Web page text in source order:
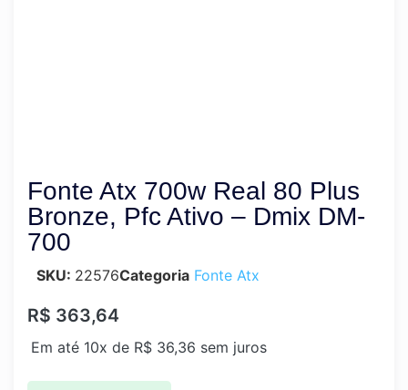
Fonte Atx 700w Real 80 Plus
Bronze, Pfc Ativo – Dmix DM-
700
SKU: 22576Categoria Fonte Atx
R$ 363,64
Em até 10x de R$ 36,36 sem juros